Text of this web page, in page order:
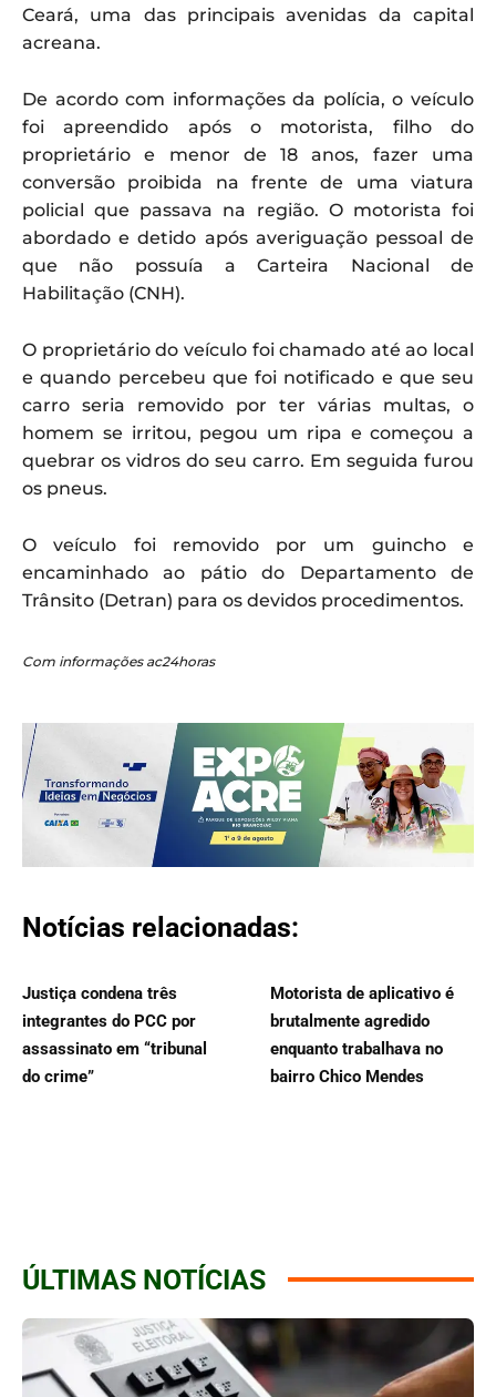
Ceará, uma das principais avenidas da capital
acreana.
De acordo com informações da polícia, o veículo
foi apreendido após o motorista, filho do
proprietário e menor de 18 anos, fazer uma
conversão proibida na frente de uma viatura
policial que passava na região. O motorista foi
abordado e detido após averiguação pessoal de
que não possuía a Carteira Nacional de
Habilitação (CNH).
O proprietário do veículo foi chamado até ao local
e quando percebeu que foi notificado e que seu
carro seria removido por ter várias multas, o
homem se irritou, pegou um ripa e começou a
quebrar os vidros do seu carro. Em seguida furou
os pneus.
O veículo foi removido por um guincho e
encaminhado ao pátio do Departamento de
Trânsito (Detran) para os devidos procedimentos.
Com informações ac24horas
Notícias relacionadas:
Justiça condena três
integrantes do PCC por
assassinato em “tribunal
do crime”
Motorista de aplicativo é
brutalmente agredido
enquanto trabalhava no
bairro Chico Mendes
ÚLTIMAS NOTÍCIAS